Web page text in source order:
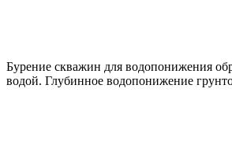
Бурение скважин для водопонижения
водой. Глубинное водопонижение